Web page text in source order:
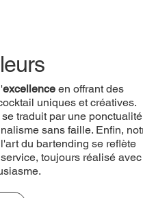
excellenceen offrant des
uniques et créatives.
se traduit par une
sans faille. Enfin,
du bartending se reflète
toujours réalisé avec